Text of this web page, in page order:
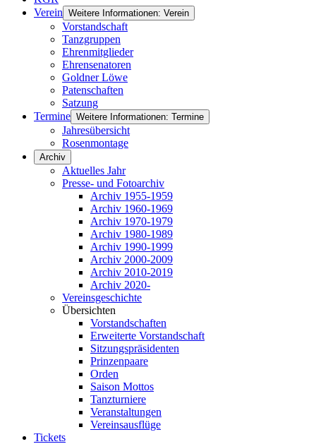
Verein Weitere Informationen: Verein
Vorstandschaft
Tanzgruppen
Ehrenmitglieder
Ehrensenatoren
Goldner Löwe
Patenschaften
Satzung
Termine Weitere Informationen: Termine
Jahresübersicht
Rosenmontage
Archiv
Aktuelles Jahr
Presse- und Fotoarchiv
Archiv 1955-1959
Archiv 1960-1969
Archiv 1970-1979
Archiv 1980-1989
Archiv 1990-1999
Archiv 2000-2009
Archiv 2010-2019
Archiv 2020-
Vereinsgeschichte
Übersichten
Vorstandschaften
Erweiterte Vorstandschaft
Sitzungspräsidenten
Prinzenpaare
Orden
Saison Mottos
Tanzturniere
Veranstaltungen
Vereinsausflüge
Tickets